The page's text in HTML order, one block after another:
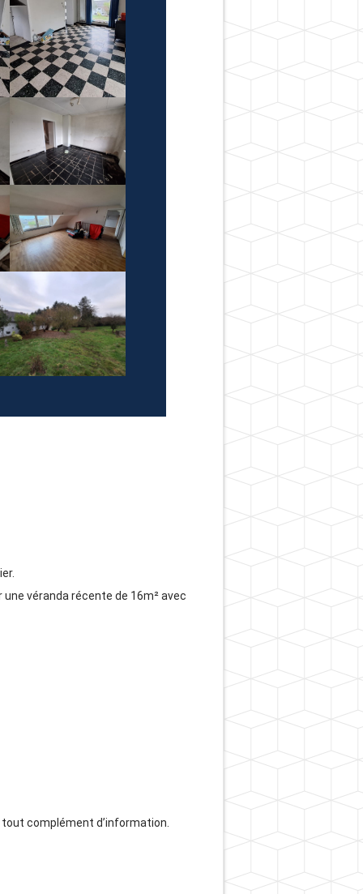
véranda récente de 16m² avec
complément d’information.